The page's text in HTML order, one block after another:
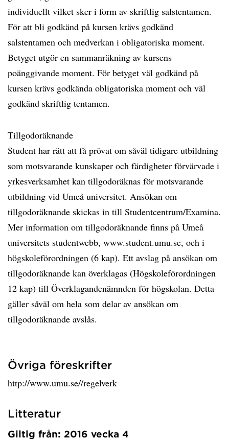
individuellt vilket sker i form av skriftlig salstentamen.
För att bli godkänd på kursen krävs godkänd
salstentamen och medverkan i obligatoriska moment.
Betyget utgör en sammanräkning av kursens
poänggivande moment. För betyget väl godkänd på
kursen krävs godkända obligatoriska moment och väl
godkänd skriftlig tentamen.
Tillgodoräknande
Student har rätt att få prövat om såväl tidigare utbildning
som motsvarande kunskaper och färdigheter förvärvade i
yrkesverksamhet kan tillgodoräknas för motsvarande
utbildning vid Umeå universitet. Ansökan om
tillgodoräknande skickas in till Studentcentrum/Examina.
Mer information om tillgodoräknande finns på Umeå
universitets studentwebb, www.student.umu.se, och i
högskoleförordningen (6 kap). Ett avslag på ansökan om
tillgodoräknande kan överklagas (Högskoleförordningen
12 kap) till Överklagandenämnden för högskolan. Detta
gäller såväl om hela som delar av ansökan om
tillgodoräknande avslås.
Övriga föreskrifter
http://www.umu.se//regelverk
Litteratur
Giltig från: 2016 vecka 4